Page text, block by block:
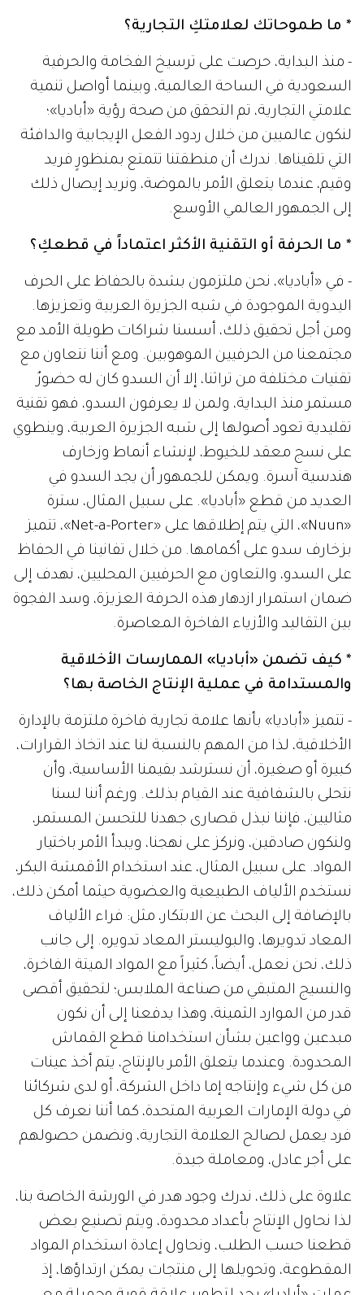
* ما طموحاتك لعلامتكِ التجارية؟
- منذ البداية، حرصت على ترسيخ الفخامة والحرفية
السعودية في الساحة العالمية، وبينما أواصل تنمية
علامتي التجارية، تم التحقق من صحة رؤية «أباديا»؛
لنكون عالميين من خلال ردود الفعل الإيجابية والدافئة
التي تلقيناها. ندرك أن منطقتنا تتمتع بمنظورٍ فريد
وقيم، عندما يتعلق الأمر بالموضة، ونريد إيصال ذلك
إلى الجمهور العالمي الأوسع.
* ما الحرفة أو التقنية الأكثر اعتماداً في قطعكِ؟
- في «أباديا»، نحن ملتزمون بشدة بالحفاظ على الحرف
اليدوية الموجودة في شبه الجزيرة العربية وتعزيزها.
ومن أجل تحقيق ذلك، أسسنا شراكات طويلة الأمد مع
مجتمعنا من الحرفيين الموهوبين. ومع أننا نتعاون مع
تقنيات مختلفة من تراثنا، إلا أن السدو كان له حضورٌ
مستمر منذ البداية، ولمن لا يعرفون السدو، فهو تقنية
تقليدية تعود أصولها إلى شبه الجزيرة العربية، وينطوي
على نسج معقد للخيوط، لإنشاء أنماط وزخارف
هندسية آسرة. ويمكن للجمهور أن يجد السدو في
العديد من قطع «أباديا». على سبيل المثال، سترة
«Nuun»، التي يتم إطلاقها على «Net-a-Porter»، تتميز
بزخارف سدو على أكمامها. من خلال تفانينا في الحفاظ
على السدو، والتعاون مع الحرفيين المحليين، نهدف إلى
ضمان استمرار ازدهار هذه الحرفة العزيزة، وسد الفجوة
بين التقاليد والأزياء الفاخرة المعاصرة.
* كيف تضمن «أباديا» الممارسات الأخلاقية
والمستدامة في عملية الإنتاج الخاصة بها؟
- تتميز «أباديا» بأنها علامة تجارية فاخرة ملتزمة بالإدارة
الأخلاقية، لذا من المهم بالنسبة لنا عند اتخاذ القرارات،
كبيرة أو صغيرة، أن نسترشد بقيمنا الأساسية، وأن
نتحلى بالشفافية عند القيام بذلك. ورغم أننا لسنا
مثاليين، فإننا نبذل قصارى جهدنا للتحسن المستمر،
ولنكون صادقين، ونركز على نهجنا، ويبدأ الأمر باختيار
المواد. على سبيل المثال، عند استخدام الأقمشة البكر،
نستخدم الألياف الطبيعية والعضوية حيثما أمكن ذلك،
بالإضافة إلى البحث عن الابتكار، مثل: فراء الألياف
المعاد تدويرها، والبوليستر المعاد تدويره. إلى جانب
ذلك، نحن نعمل، أيضاً، كثيراً مع المواد الميتة الفاخرة،
والنسيج المتبقي من صناعة الملابس؛ لتحقيق أقصى
قدر من الموارد الثمينة، وهذا يدفعنا إلى أن نكون
مبدعين وواعين بشأن استخدامنا قطع القماش
المحدودة. وعندما يتعلق الأمر بالإنتاج، يتم أخذ عينات
من كل شيء وإنتاجه إما داخل الشركة، أو لدى شركائنا
في دولة الإمارات العربية المتحدة، كما أننا نعرف كل
فرد يعمل لصالح العلامة التجارية، ونضمن حصولهم
على أجر عادل، ومعاملة جيدة.
علاوة على ذلك، ندرك وجود هدر في الورشة الخاصة بنا،
لذا نحاول الإنتاج بأعداد محدودة، ويتم تصنيع بعض
قطعنا حسب الطلب، ونحاول إعادة استخدام المواد
المقطوعة، وتحويلها إلى منتجات يمكن ارتداؤها، إذ